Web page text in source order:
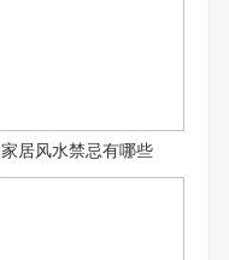
家居风水禁忌有哪些